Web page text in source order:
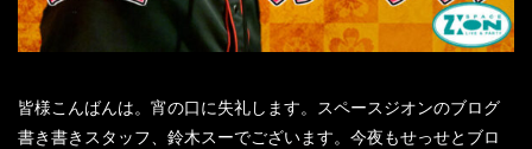
皆様こんばんは。宵の口に失礼します。スペースジオンのブログ
書き書きスタッフ、鈴木スーでございます。今夜もせっせとブロ